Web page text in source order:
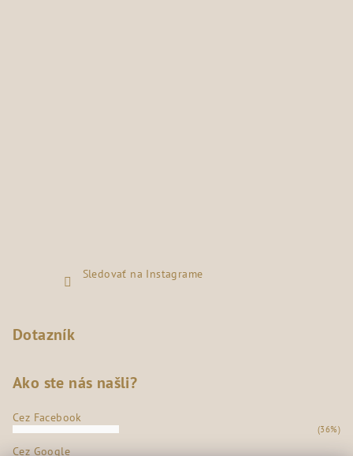
Sledovať na Instagrame
Dotazník
Ako ste nás našli?
Cez Facebook
(36%)
Cez Google